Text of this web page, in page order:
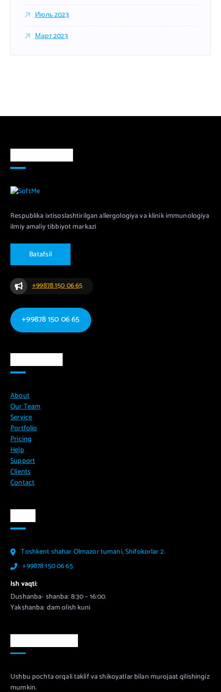
Июль 2023
Март 2023
Respublika ixtisoslashtirilgan allergologiya va klinik immunologiya
ilmiy amaliy tibbiyot markazi
Batafsil
+99878 150 06 65
+99878 150 06 65
About
Our Team
Service
Portfolio
Pricing
Help
Support
Clients
Contact
Toshkent shahar Olmazor tumani, Shifokorlar 2.
+99878 150 06 65
Ish vaqti:
Dushanba- shanba: 8:30 – 16:00.
Yakshanba: dam olish kuni
Ushbu pochta orqali taklif va shikoyatlar bilan murojaat qilishingiz
mumkin.